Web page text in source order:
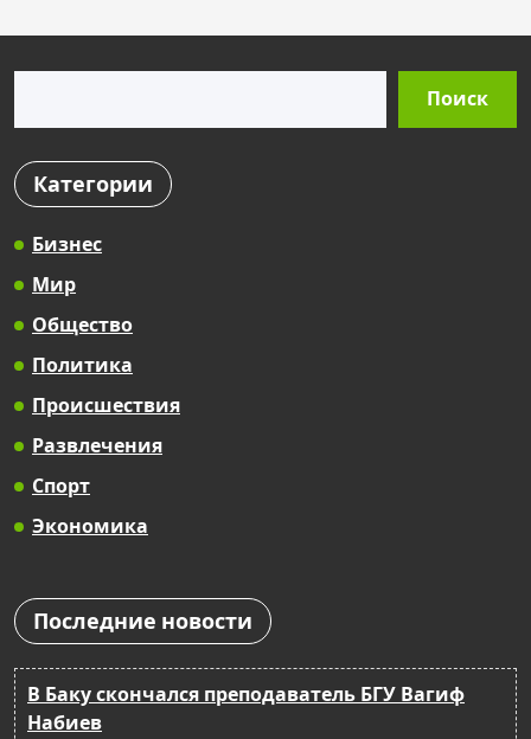
Поиск
Категории
Бизнес
Мир
Общество
Политика
Происшествия
Развлечения
Спорт
Экономика
Последние новости
В Баку скончался преподаватель БГУ Вагиф
Набиев